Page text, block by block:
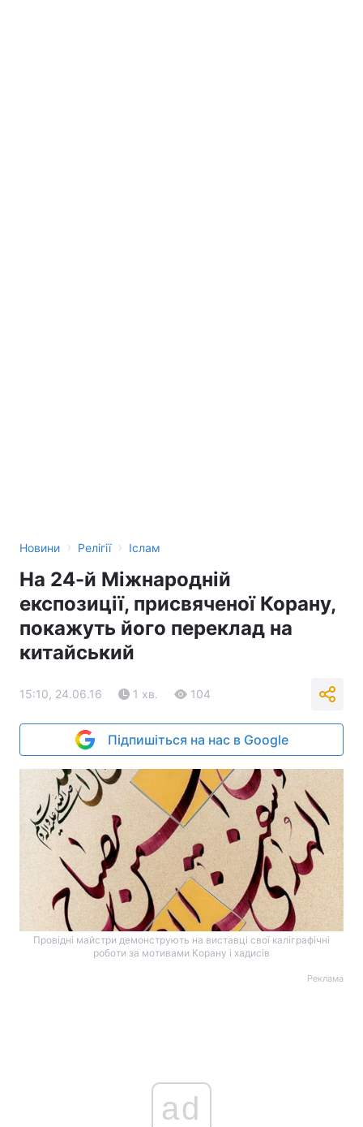
Новини › Релігії › Іслам
На 24-й Міжнародній
експозиції, присвяченої Корану,
покажуть його переклад на
китайський
15:10, 24.06.16 1 хв. 104
Підпишіться на нас в Google
Провідні майстри демонструють на виставці свої каліграфічні
роботи за мотивами Корану і хадисів
Реклама
ad